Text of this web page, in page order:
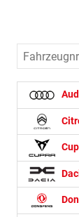
Fahrzeugnr.